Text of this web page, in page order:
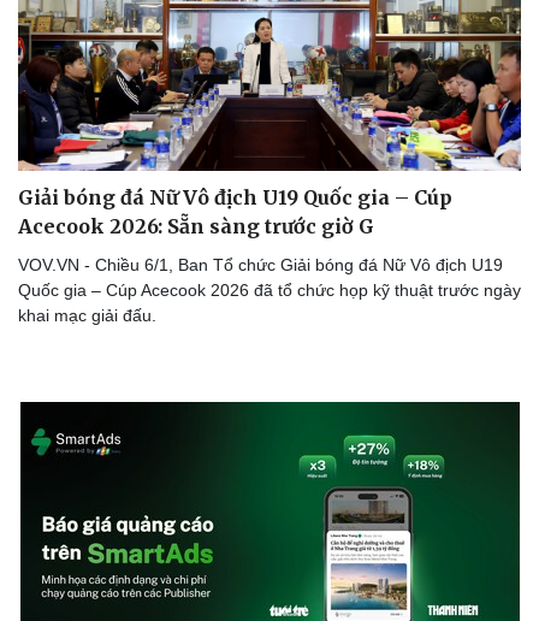
Giải bóng đá Nữ Vô địch U19 Quốc gia – Cúp
Acecook 2026: Sẵn sàng trước giờ G
VOV.VN - Chiều 6/1, Ban Tổ chức Giải bóng đá Nữ Vô địch U19
Quốc gia – Cúp Acecook 2026 đã tổ chức họp kỹ thuật trước ngày
khai mạc giải đấu.